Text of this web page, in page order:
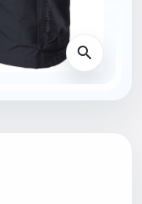
search